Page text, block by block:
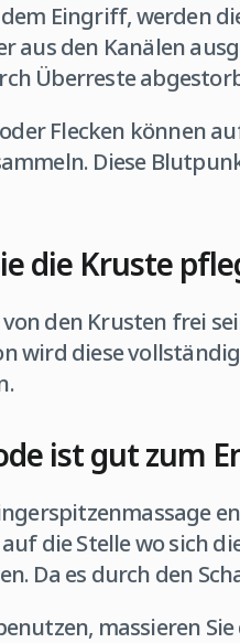
dem Eingriff, werden
aus den Kanälen
Überreste
Flecken können
Diese
die Kruste
den Krusten frei
wird diese
ist gut zum
auf die Stelle wo sich
Da es durch den
massieren